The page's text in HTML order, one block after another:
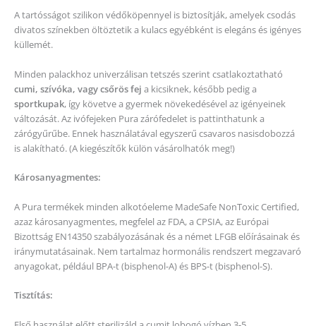
A tartósságot szilikon védőköpennyel is biztosítják, amelyek csodás
divatos színekben öltöztetik a kulacs egyébként is elegáns és igényes
küllemét.
Minden palackhoz univerzálisan tetszés szerint csatlakoztatható
cumi, szívóka, vagy csőrös fej a kicsiknek, később pedig a
sportkupak, így követve a gyermek növekedésével az igényeinek
változását. Az ivófejeken Pura zárófedelet is pattinthatunk a
zárógyűrűbe. Ennek használatával egyszerű csavaros nasisdobozzá
is alakítható. (A kiegészítők külön vásárolhatók meg!)
Károsanyagmentes:
A Pura termékek minden alkotóeleme MadeSafe NonToxic Certified,
azaz károsanyagmentes, megfelel az FDA, a CPSIA, az Európai
Bizottság EN14350 szabályozásának és a német LFGB előírásainak és
iránymutatásainak. Nem tartalmaz hormonális rendszert megzavaró
anyagokat, például BPA-t (bisphenol-A) és BPS-t (bisphenol-S).
Tisztítás: